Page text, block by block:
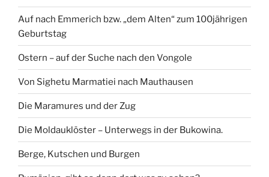
Auf nach Emmerich bzw. „dem Alten“ zum 100jährigen
Geburtstag
Ostern – auf der Suche nach den Vongole
Von Sighetu Marmatiei nach Mauthausen
Die Maramures und der Zug
Die Moldauklöster – Unterwegs in der Bukowina.
Berge, Kutschen und Burgen